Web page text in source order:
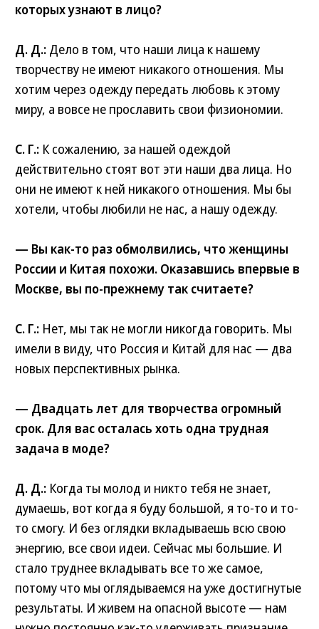
которых узнают в лицо?
Д. Д.: Дело в том, что наши лица к нашему
творчеству не имеют никакого отношения. Мы
хотим через одежду передать любовь к этому
миру, а вовсе не прославить свои физиономии.
С. Г.: К сожалению, за нашей одеждой
действительно стоят вот эти наши два лица. Но
они не имеют к ней никакого отношения. Мы бы
хотели, чтобы любили не нас, а нашу одежду.
— Вы как-то раз обмолвились, что женщины
России и Китая похожи. Оказавшись впервые в
Москве, вы по-прежнему так считаете?
С. Г.: Нет, мы так не могли никогда говорить. Мы
имели в виду, что Россия и Китай для нас — два
новых перспективных рынка.
— Двадцать лет для творчества огромный
срок. Для вас осталась хоть одна трудная
задача в моде?
Д. Д.: Когда ты молод и никто тебя не знает,
думаешь, вот когда я буду большой, я то-то и то-
то смогу. И без оглядки вкладываешь всю свою
энергию, все свои идеи. Сейчас мы большие. И
стало труднее вкладывать все то же самое,
потому что мы оглядываемся на уже достигнутые
результаты. И живем на опасной высоте — нам